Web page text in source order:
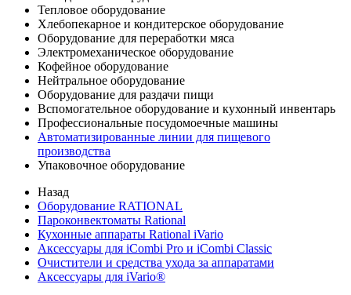
Тепловое оборудование
Хлебопекарное и кондитерское оборудование
Оборудование для переработки мяса
Электромеханическое оборудование
Кофейное оборудование
Нейтральное оборудование
Оборудование для раздачи пищи
Вспомогательное оборудование и кухонный инвентарь
Профессиональные посудомоечные машины
Автоматизированные линии для пищевого
производства
Упаковочное оборудование
Назад
Оборудование RATIONAL
Пароконвектоматы Rational
Кухонные аппараты Rational iVario
Аксессуары для iCombi Pro и iCombi Classic
Очистители и средства ухода за аппаратами
Аксессуары для iVario®